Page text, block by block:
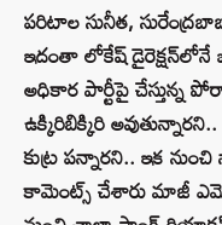
పరిటాల సునీత,
ఇదంతా లోకేష్ డైరెక్షన్‌లోనే
అధికార పార్టీపై చేస్తున్న
ఉక్కిరిబిక్కిరి
కుట్ర పన్నారని.. ఇక
కామెంట్స్‌ చేశారు మాజీ